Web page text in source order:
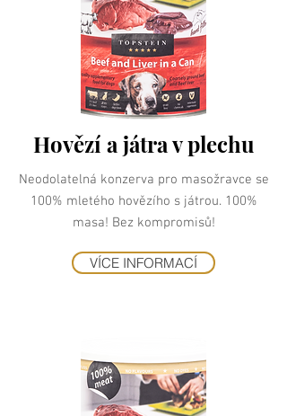
Hovězí a játra v plechu
Neodolatelná konzerva pro masožravce se
100% mletého hovězího s játrou. 100%
masa! Bez kompromisů!
VÍCE INFORMACÍ